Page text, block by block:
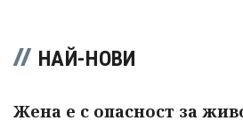
НАЙ-НОВИ
Жена е с опасност за